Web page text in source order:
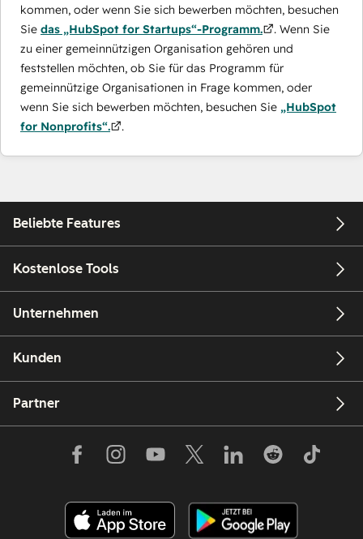
kommen, oder wenn Sie sich bewerben möchten, besuchen
Sie das „HubSpot for Startups“-Programm.
. Wenn Sie
zu einer gemeinnützigen Organisation gehören und
feststellen möchten, ob Sie für das Programm für
gemeinnützige Organisationen in Frage kommen, oder
wenn Sie sich bewerben möchten, besuchen Sie „HubSpot
for Nonprofits“.
.
Beliebte Features
Kostenlose Tools
Unternehmen
Kunden
Partner